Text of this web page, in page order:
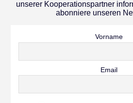
unserer Kooperationspartner
abonniere unseren
Vorname
Email